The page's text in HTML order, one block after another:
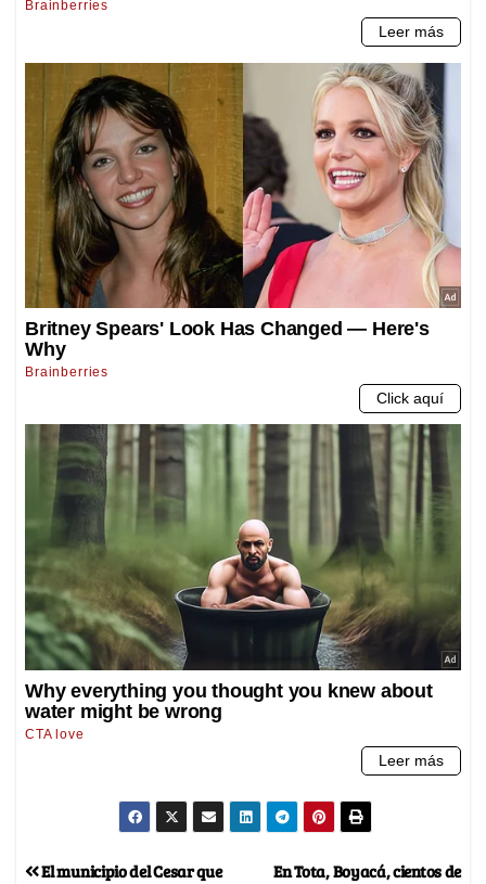
En Tota, Boyacá, cientos de
El municipio del Cesar que